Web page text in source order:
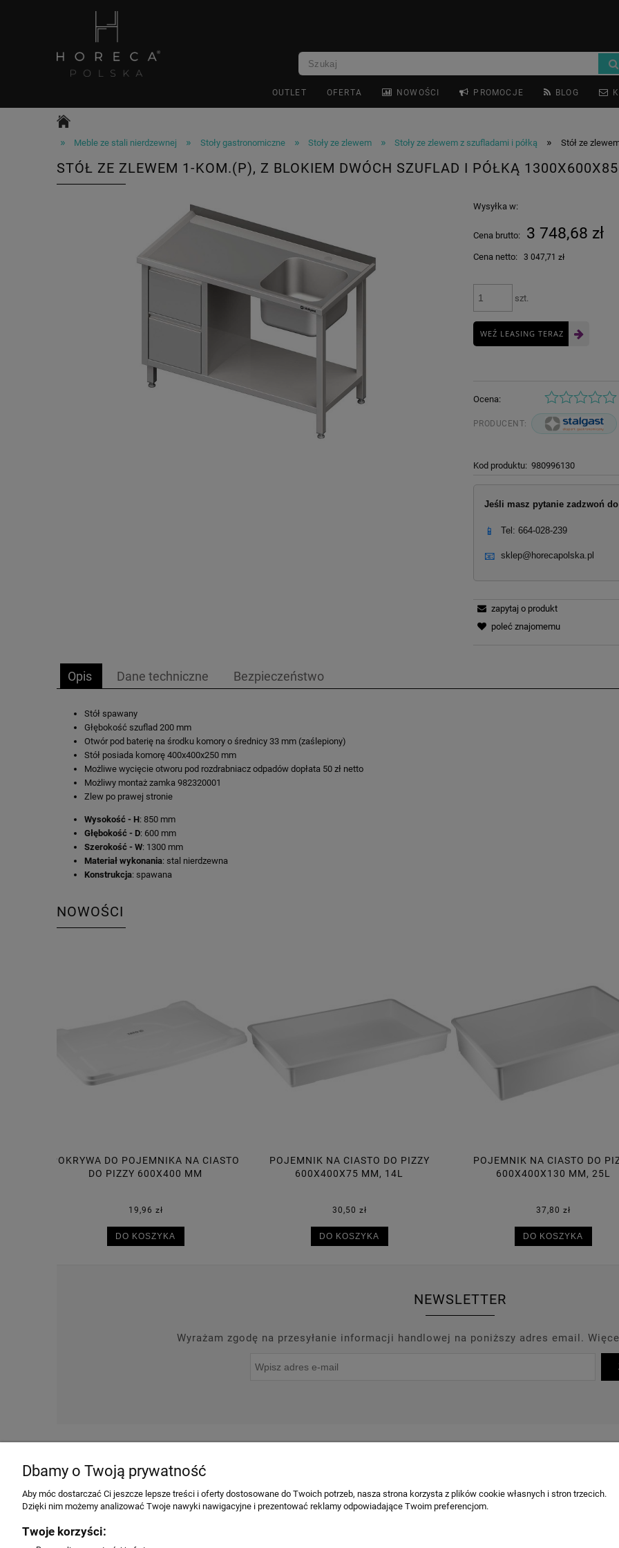
OUTLET OFERTA NOWOŚCI PROMOCJE BLOG
» Meble ze stali nierdzewnej » Stoły gastronomiczne » Stoły ze zlewem » Stoły ze zlewem z szufladami i półką » Stół ze
STÓŁ ZE ZLEWEM 1-KOM.(P), Z BLOKIEM DWÓCH SZUFLAD I PÓŁKĄ
Wysyłka w:
Cena brutto: 3 748,68 zł
Cena netto: 3 047,71 zł
szt.
WEŹ LEASING TERAZ
Ocena:
PRODUCENT:
Kod produktu: 980996130
Jeśli masz pytanie zadzwoń
📱 Tel: 664-028-239
📧 sklep@horecapolska.pl
zapytaj o produkt
poleć znajomemu
Opis Dane techniczne Bezpieczeństwo
Stół spawany
Głębokość szuflad 200 mm
Otwór pod baterię na środku komory o średnicy 33 mm (zaślepiony)
Stół posiada komorę 400x400x250 mm
Możliwe wycięcie otworu pod rozdrabniacz odpadów dopłata 50 zł netto
Możliwy montaż zamka 982320001
Zlew po prawej stronie
Wysokość - H: 850 mm
Głębokość - D: 600 mm
Szerokość - W: 1300 mm
Materiał wykonania: stal nierdzewna
Konstrukcja: spawana
NOWOŚCI
POJEMNIK NA CIASTO DO PIZZY
600X400X75 MM, 14L
30,50 zł
DO KOSZYKA
POJEMNIK NA CIASTO DO PIZZY
600X400X130 MM, 25L
37,80 zł
DO KOSZYKA
POJEMNIK NA CIASTO DO
600X400X95 MM, 18L
34,70 zł
DO KOSZYKA
NEWSLETTER
Wyrażam zgodę na przesyłanie informacji handlowej na poniższy adres email.
O NAS NOWOŚCI PROMOCJE PRODUCENCI OUTLET BLOG
INFORMACJE
Producenci
OBSŁUGA KLIENTA
Dbamy o Twoją prywatność
Aby móc dostarczać Ci jeszcze lepsze treści i oferty dostosowane do Twoich potrzeb, nasza strona korzysta z plików cookie własnych i stron trzecich.
Dzięki nim możemy analizować Twoje nawyki nawigacyjne i prezentować reklamy odpowiadające Twoim preferencjom.
Twoje korzyści: